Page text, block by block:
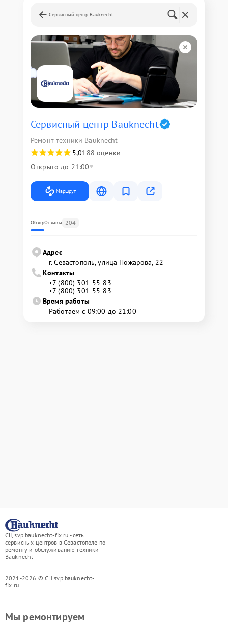
Сервисный центр Bauknecht
Сервисный центр Bauknecht
Ремонт техники Bauknecht
5,0188 оценки
Открыто до 21:00
Маршрут
ОбзорОтзывы 204
Адрес
г. Севастополь, улица Пожарова, 22
Контакты
+7 (800) 301-55-83
+7 (800) 301-55-83
Время работы
Работаем с 09:00 до 21:00
СЦ svp.bauknecht-fix.ru - сеть
сервисных центров в Севастополе по
ремонту и обслуживанию техники
Bauknecht
2021-2026 © СЦ svp.bauknecht-
fix.ru
Мы ремонтируем